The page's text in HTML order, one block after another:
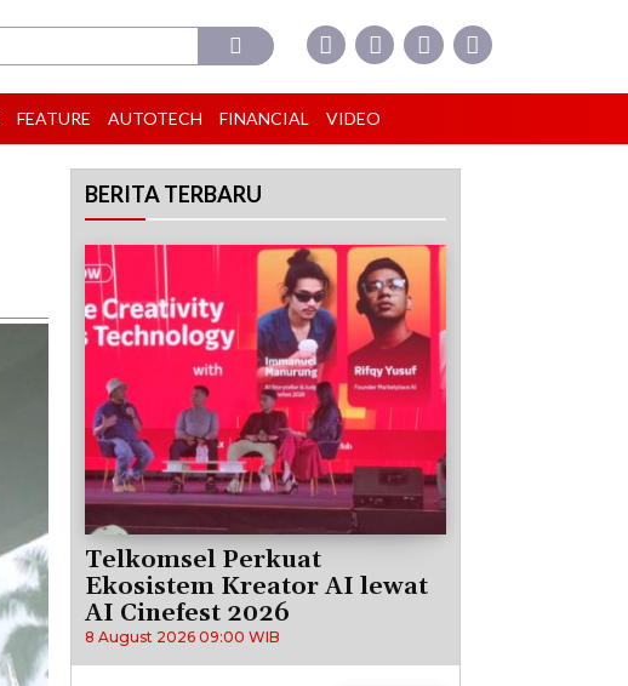
FEATURE AUTOTECH FINANCIAL VIDEO
BERITA TERBARU
Telkomsel Perkuat
Ekosistem Kreator AI lewat
AI Cinefest 2026
8 August 2026 09:00 WIB